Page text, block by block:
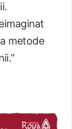
metode